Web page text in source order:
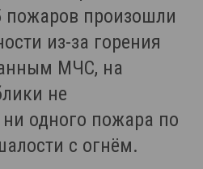
пожаров произошли
из-за горения
МЧС, на
не
ни одного пожара по
с огнём.